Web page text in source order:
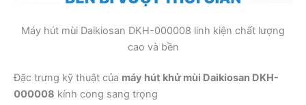
Máy hút mùi Daikiosan DKH-000008 linh kiện chất lượng
cao và bền
Đặc trưng kỹ thuật của máy hút khử mùi Daikiosan DKH-
000008 kính cong sang trọng